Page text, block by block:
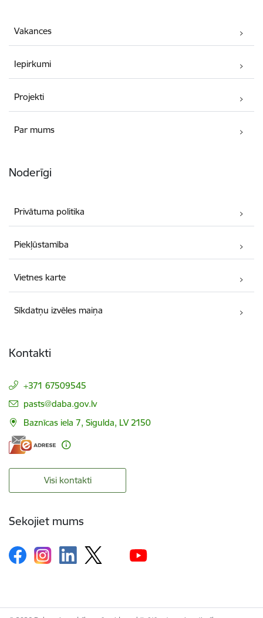
Vakances
Iepirkumi
Projekti
Par mums
Noderīgi
Privātuma politika
Piekļūstamība
Vietnes karte
Sīkdatņu izvēles maiņa
Kontakti
+371 67509545
E-pasts:
pasts@daba.gov.lv
Baznīcas iela 7, Sigulda, LV 2150
Visi kontakti
Sekojiet mums